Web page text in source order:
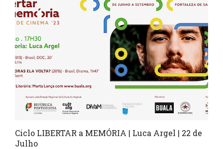
Ciclo LIBERTAR a MEMÓRIA | Luca Argel | 22 de
Julho